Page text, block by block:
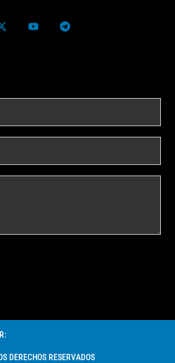
DERECHOS RESERVADOS